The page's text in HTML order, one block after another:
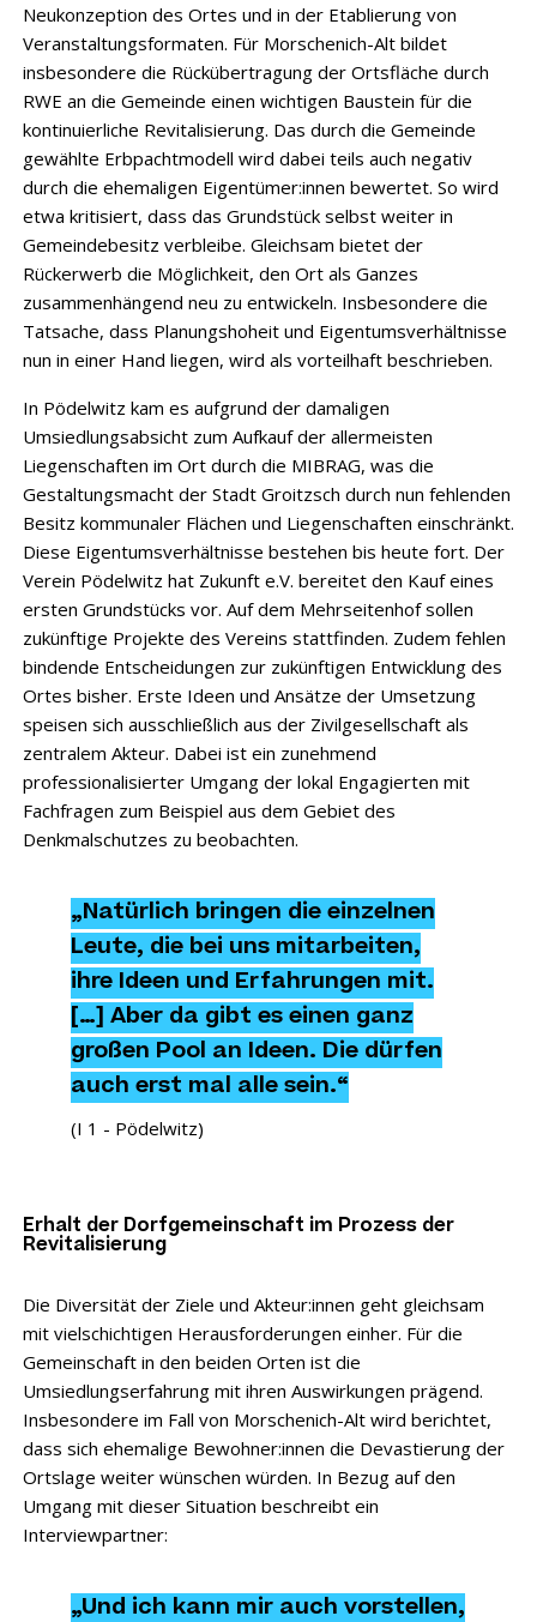
Neukonzeption des Ortes und in der Etablierung von
Veranstaltungsformaten. Für Morschenich-Alt bildet
insbesondere die Rückübertragung der Ortsfläche durch
RWE an die Gemeinde einen wichtigen Baustein für die
kontinuierliche Revitalisierung. Das durch die Gemeinde
gewählte Erbpachtmodell wird dabei teils auch negativ
durch die ehemaligen Eigentümer:innen bewertet. So wird
etwa kritisiert, dass das Grundstück selbst weiter in
Gemeindebesitz verbleibe. Gleichsam bietet der
Rückerwerb die Möglichkeit, den Ort als Ganzes
zusammenhängend neu zu entwickeln. Insbesondere die
Tatsache, dass Planungshoheit und Eigentumsverhältnisse
nun in einer Hand liegen, wird als vorteilhaft beschrieben.
In Pödelwitz kam es aufgrund der damaligen
Umsiedlungsabsicht zum Aufkauf der allermeisten
Liegenschaften im Ort durch die MIBRAG, was die
Gestaltungsmacht der Stadt Groitzsch durch nun fehlenden
Besitz kommunaler Flächen und Liegenschaften einschränkt.
Diese Eigentumsverhältnisse bestehen bis heute fort. Der
Verein Pödelwitz hat Zukunft e.V. bereitet den Kauf eines
ersten Grundstücks vor. Auf dem Mehrseitenhof sollen
zukünftige Projekte des Vereins stattfinden. Zudem fehlen
bindende Entscheidungen zur zukünftigen Entwicklung des
Ortes bisher. Erste Ideen und Ansätze der Umsetzung
speisen sich ausschließlich aus der Zivilgesellschaft als
zentralem Akteur. Dabei ist ein zunehmend
professionalisierter Umgang der lokal Engagierten mit
Fachfragen zum Beispiel aus dem Gebiet des
Denkmalschutzes zu beobachten.
„Natürlich bringen die einzelnen
Leute, die bei uns mitarbeiten,
ihre Ideen und Erfahrungen mit.
[…] Aber da gibt es einen ganz
großen Pool an Ideen. Die dürfen
auch erst mal alle sein.“
(I 1 - Pödelwitz)
Erhalt der Dorfgemeinschaft im Prozess der
Revitalisierung
Die Diversität der Ziele und Akteur:innen geht gleichsam
mit vielschichtigen Herausforderungen einher. Für die
Gemeinschaft in den beiden Orten ist die
Umsiedlungserfahrung mit ihren Auswirkungen prägend.
Insbesondere im Fall von Morschenich-Alt wird berichtet,
dass sich ehemalige Bewohner:innen die Devastierung der
Ortslage weiter wünschen würden. In Bezug auf den
Umgang mit dieser Situation beschreibt ein
Interviewpartner:
„Und ich kann mir auch vorstellen,